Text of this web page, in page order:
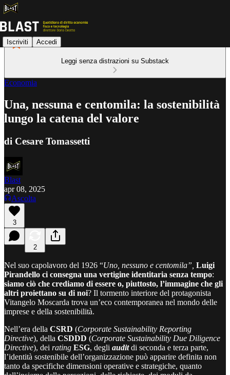
Iscriviti Accedi
Leggi senza distrazioni su Substack
Economia
Una, nessuna e centomila: la sostenibilità
lungo la catena del valore
di Cesare Tomassetti
Blast
apr 08, 2025
Ascolta
3
2
Nel suo capolavoro del 1926 “Uno, nessuno e centomila”, Luigi
Pirandello ci consegna una vertigine identitaria senza tempo:
siamo ciò che crediamo di essere o, piuttosto, l’immagine che gli
altri proiettano su di noi? Il tormento interiore del protagonista
Vitangelo Moscarda trova un’eco contemporanea nel mondo delle
imprese e della sostenibilità.
Nell’era della CSRD (Corporate Sustainability Reporting
Directive), della CSDDD (Corporate Sustainability Due Diligence
Directive), dei rating ESG, degli auditdi seconda e terza parte,
l’identità sostenibile dell’organizzazione può apparire definita non
tanto da specifiche dimensioni operative e strategiche, quanto